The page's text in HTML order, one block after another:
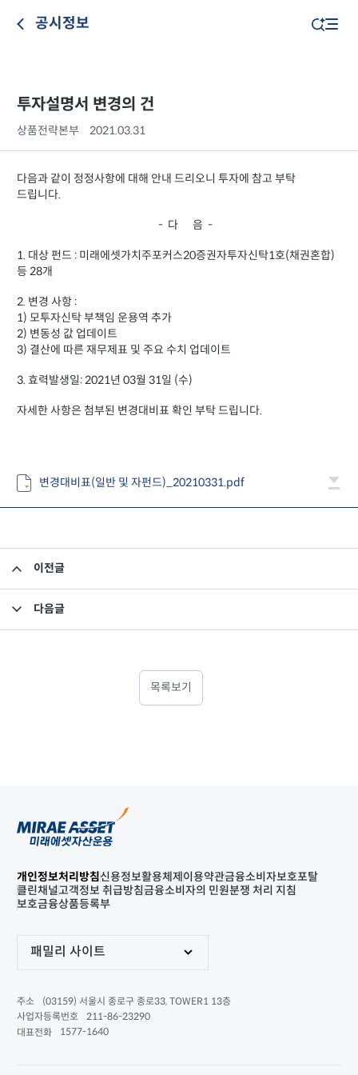
공시정보
투자설명서 변경의 건
상품전략본부 2021.03.31
다음과 같이 정정사항에 대해 안내 드리오니 투자에 참고 부탁
드립니다.
- 다 음 -
1. 대상 펀드 : 미래에셋가치주포커스20증권자투자신탁1호(채권혼합)
등 28개
2. 변경 사항 :
1) 모투자신탁 부책임 운용역 추가
2) 변동성 값 업데이트
3) 결산에 따른 재무제표 및 주요 수치 업데이트
3. 효력발생일: 2021년 03월 31일 (수)
자세한 사항은 첨부된 변경대비표 확인 부탁 드립니다.
변경대비표(일반 및 자펀드)_20210331.pdf
이전글
다음글
목록보기
개인정보처리방침신용정보활용체제 이용약관금융소비자보호포탈
클린채널고객정보 취급방침금융소비자의 민원분쟁 처리 지침
보호금융상품등록부
패밀리 사이트
주소
(03159) 서울시 종로구 종로33, TOWER1 13층
사업자등록번호
211-86-23290
대표전화
1577-1640